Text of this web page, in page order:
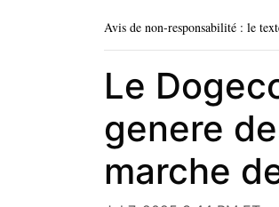
Avis de non-responsabilité : le
Le
genere
marche